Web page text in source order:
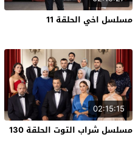
مسلسل اخي الحلقة 11
02:15:15
مسلسل شراب التوت الحلقة 130